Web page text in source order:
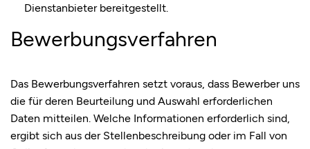
Dienstanbieter bereitgestellt.
Bewerbungsverfahren
Das Bewerbungsverfahren setzt voraus, dass Bewerber uns
die für deren Beurteilung und Auswahl erforderlichen
Daten mitteilen. Welche Informationen erforderlich sind,
ergibt sich aus der Stellenbeschreibung oder im Fall von